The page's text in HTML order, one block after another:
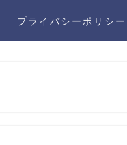
プライバシーポリシー